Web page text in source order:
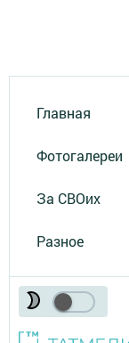
Главная
Фотогалереи
За СВОих
Разное